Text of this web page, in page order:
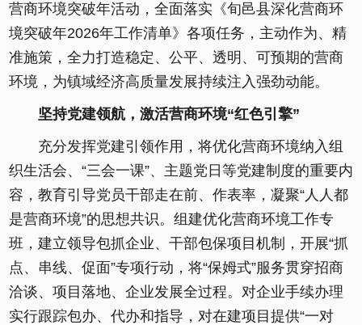
营商环境突破年活动，全面落实《旬邑县深化营商环
境突破年2026年工作清单》各项任务，主动作为、精
准施策，全力打造稳定、公平、透明、可预期的营商
环境，为镇域经济高质量发展持续注入强劲动能。
坚持党建领航，激活营商环境“红色引擎”
充分发挥党建引领作用，将优化营商环境纳入组
织生活会、“三会一课”、主题党日等党建制度的重要内
容，教育引导党员干部走在前、作表率，凝聚“人人都
是营商环境”的思想共识。组建优化营商环境工作专
班，建立领导包抓企业、干部包保项目机制，开展“抓
点、串线、促面”专项行动，将“保姆式”服务贯穿招商
洽谈、项目落地、企业发展全过程。对企业手续办理
实行跟踪包办、代办和指导，对在建项目提供“一对